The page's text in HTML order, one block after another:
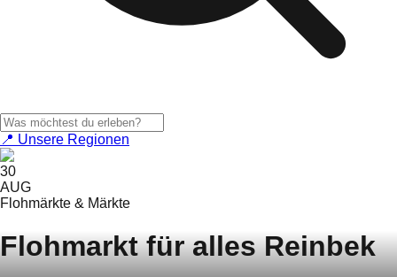
📍 Unsere Regionen
30
AUG
Flohmärkte & Märkte
Flohmarkt für alles Reinbek